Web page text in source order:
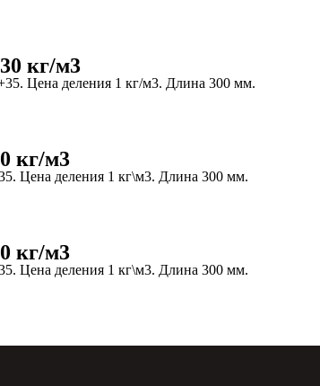
кг/м3
Цена деления 1 кг/м3. Длина 300 мм.
кг/м3
Цена деления 1 кг\м3. Длина 300 мм.
кг/м3
Цена деления 1 кг\м3. Длина 300 мм.